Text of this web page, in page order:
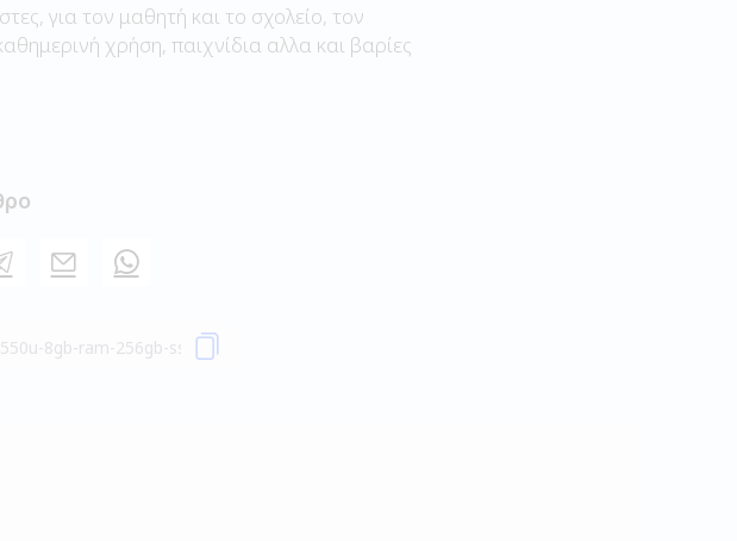
για τον μαθητή και το σχολείο, τον
χρήση, παιχνίδια αλλα και βαρίες